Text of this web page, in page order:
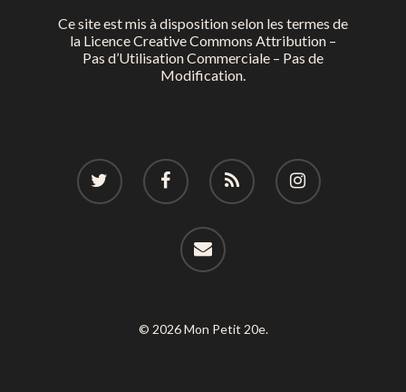
Ce site est mis à disposition selon les termes de
la Licence Creative Commons Attribution –
Pas d’Utilisation Commerciale – Pas de
Modification.
© 2026 Mon Petit 20e.